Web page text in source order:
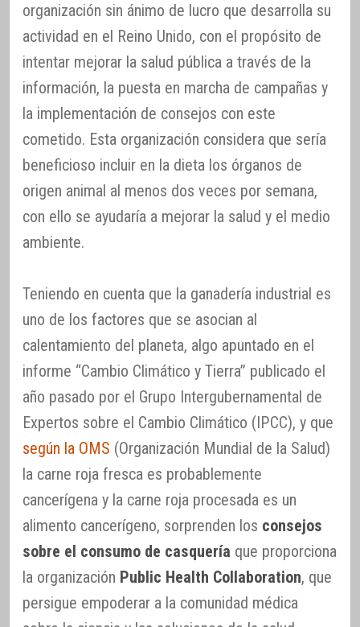
organización sin ánimo de lucro que desarrolla su
actividad en el Reino Unido, con el propósito de
intentar mejorar la salud pública a través de la
información, la puesta en marcha de campañas y
la implementación de consejos con este
cometido. Esta organización considera que sería
beneficioso incluir en la dieta los órganos de
origen animal al menos dos veces por semana,
con ello se ayudaría a mejorar la salud y el medio
ambiente.
Teniendo en cuenta que la ganadería industrial es
uno de los factores que se asocian al
calentamiento del planeta, algo apuntado en el
informe “Cambio Climático y Tierra” publicado el
año pasado por el Grupo Intergubernamental de
Expertos sobre el Cambio Climático (IPCC), y que
según la OMS (Organización Mundial de la Salud)
la carne roja fresca es probablemente
cancerígena y la carne roja procesada es un
alimento cancerígeno, sorprenden los consejos
sobre el consumo de casquería que proporciona
la organización Public Health Collaboration, que
persigue empoderar a la comunidad médica